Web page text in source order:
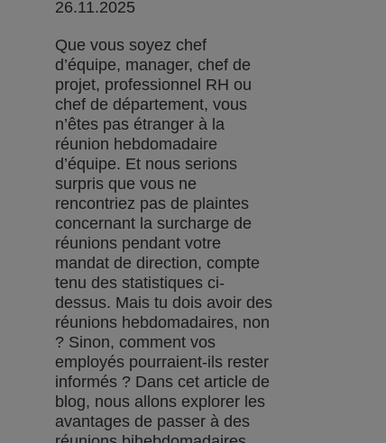
26.11.2025
Que vous soyez chef
d’équipe, manager, chef de
projet, professionnel RH ou
chef de département, vous
n’êtes pas étranger à la
réunion hebdomadaire
d’équipe. Et nous serions
surpris que vous ne
rencontriez pas de plaintes
concernant la surcharge de
réunions pendant votre
mandat de direction, compte
tenu des statistiques ci-
dessus. Mais tu dois avoir des
réunions hebdomadaires, non
? Sinon, comment vos
employés pourraient-ils rester
informés ? Dans cet article de
blog, nous allons explorer les
avantages de passer à des